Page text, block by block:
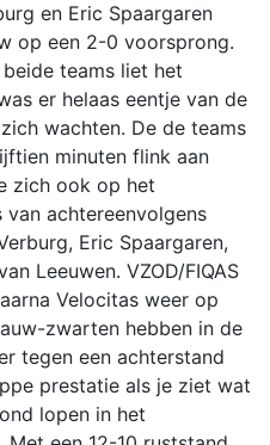
en Eric Spaargaren
op een 2-0 voorsprong.
teams liet het
er helaas eentje van de
wachten. De de teams
minuten flink aan
zich ook op het
achtereenvolgens
Eric Spaargaren,
Leeuwen. VZOD/FIQAS
Velocitas weer op
zwarten hebben in de
tegen een achterstand
prestatie als je ziet wat
lopen in het